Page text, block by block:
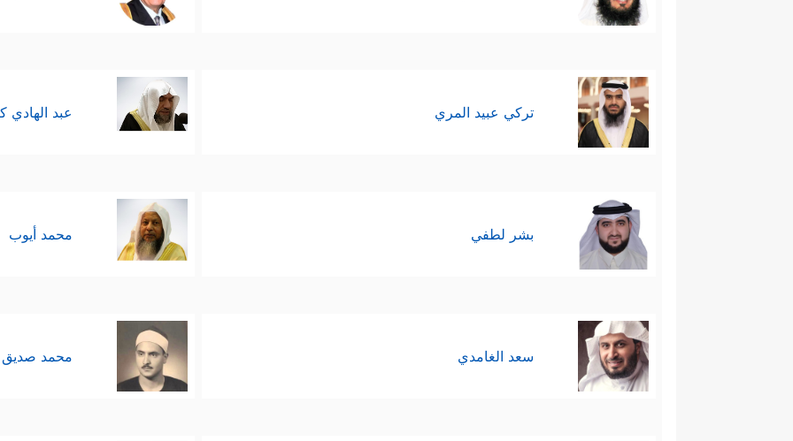
تركي عبيد المري عبد الهادي
بشر لطفي محمد أيوب
سعد الغامدي محمد صديق